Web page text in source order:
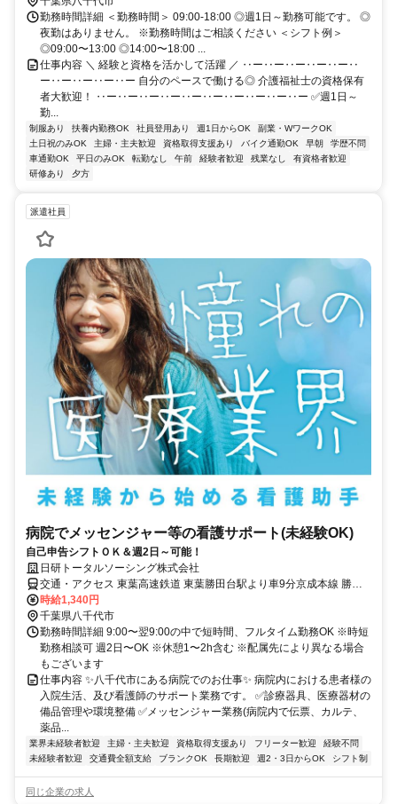
勤務時間詳細 ＜勤務時間＞ 09:00-18:00 ◎週1日～勤務可能です。 ◎
夜勤はありません。 ※勤務時間はご相談ください ＜シフト例＞
◎09:00〜13:00 ◎14:00〜18:00 ...
仕事内容 ＼ 経験と資格を活かして活躍 ／ ‥ー‥ー‥ー‥ー‥ー‥
ー‥ー‥ー‥ー‥ー 自分のペースで働ける◎ 介護福祉士の資格保有
者大歓迎！ ‥ー‥ー‥ー‥ー‥ー‥ー‥ー‥ー‥ー‥ー ✅週1日～
勤...
制服あり 扶養内勤務OK 社員登用あり 週1日からOK
副業・WワークOK
土日祝のみOK
主婦・主夫歓迎 資格取得支援あり バイク通勤OK 早朝
学歴不問
車通勤OK
平日のみOK 転勤なし 午前 経験者歓迎 残業なし
有資格者歓迎
研修あり
夕方
派遣社員
病院でメッセンジャー等の看護サポート(未経験OK)
自己申告シフトＯＫ＆週2日～可能！
日研トータルソーシング株式会社
交通・アクセス 東葉高速鉄道 東葉勝田台駅より車9分京成本線 勝田
台駅より車13分※車通勤OK※送迎バスあり(勝田台駅より)
時給1,340円
千葉県八千代市
勤務時間詳細 9:00〜翌9:00の中で短時間、フルタイム勤務OK ※時短
勤務相談可 週2日〜OK ※休憩1〜2h含む ※配属先により異なる場合
もございます
仕事内容 ✨八千代市にある病院でのお仕事✨ 病院内における患者様の
入院生活、及び看護師のサポート業務です。 ✅診療器具、医療器材の
備品管理や環境整備 ✅メッセンジャー業務(病院内で伝票、カルテ、
薬品...
業界未経験者歓迎 主婦・主夫歓迎 資格取得支援あり フリーター歓迎
経験不問
未経験者歓迎
交通費全額支給 ブランクOK 長期歓迎 週2・3日からOK シフト制
同じ企業の求人